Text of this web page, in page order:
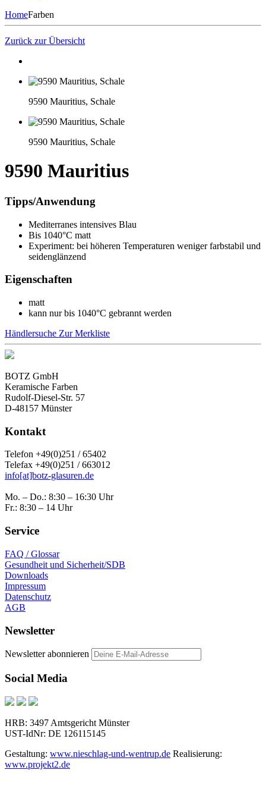
HomeFarben
Zurück zur Übersicht
9590 Mauritius, Schale
9590 Mauritius, Schale
9590 Mauritius
Tipps/Anwendung
Mediterranes intensives Blau
Bis 1040°C matt
Experiment: bei höheren Temperaturen weniger farbstabil und
seidenglänzend
Eigenschaften
matt
kann nur bis 1040°C gebrannt werden
Händlersuche Zur Merkliste
BOTZ GmbH
Keramische Farben
Rudolf-Diesel-Str. 57
D-48157 Münster
Kontakt
Telefon +49(0)251 / 65402
Telefax +49(0)251 / 663012
info[at]botz-glasuren.de
Mo. – Do.: 8:30 – 16:30 Uhr
Fr.: 8:30 – 14 Uhr
Service
FAQ / Glossar
Gesundheit und Sicherheit/SDB
Downloads
Impressum
Datenschutz
AGB
Newsletter
Newsletter abonnieren
Social Media
HRB: 3497 Amtsgericht Münster
UST-IdNr: DE 126115145
Gestaltung: www.nieschlag-und-wentrup.de Realisierung:
www.projekt2.de